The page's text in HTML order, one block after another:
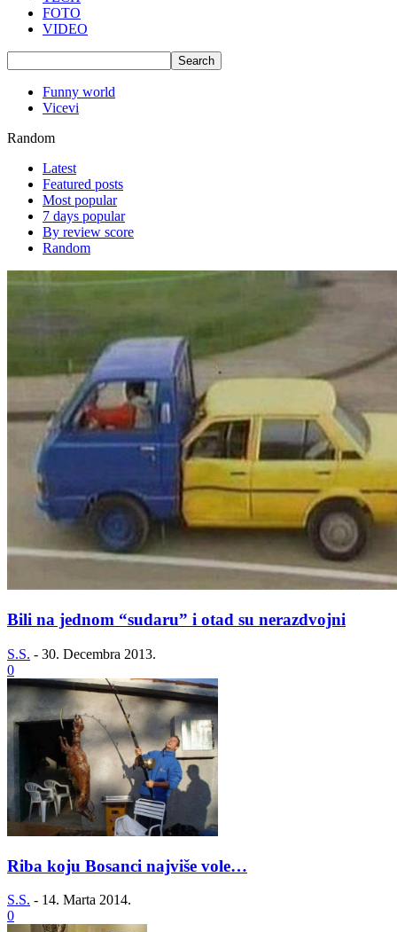
FOTO
VIDEO
Funny world
Vicevi
Random
Latest
Featured posts
Most popular
7 days popular
By review score
Random
Bili na jednom “sudaru” i otad su nerazdvojni
S.S. - 30. Decembra 2013.
0
Riba koju Bosanci najviše vole…
S.S. - 14. Marta 2014.
0